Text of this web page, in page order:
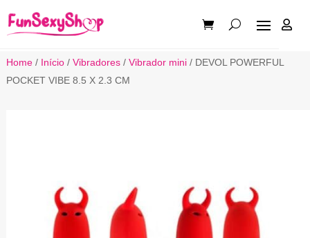

Home/ Início/ Vibradores/ Vibrador mini/ DEVOL POWERFUL
POCKET VIBE 8.5 X 2.3 CM